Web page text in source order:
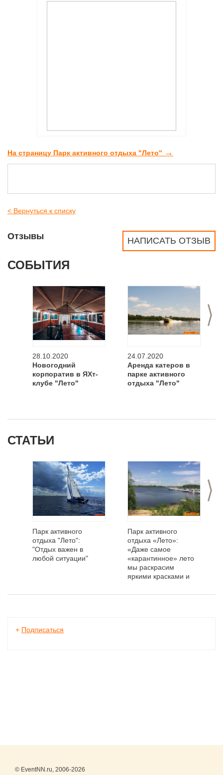
На страницу Парк активного отдыха "Лето" →
< Вернуться к списку
НАПИСАТЬ ОТЗЫВ
Отзывы
СОБЫТИЯ
>
28.10.2020
Новогодний
корпоратив в ЯХт-
клубе "Лето"
24.07.2020
Аренда катеров в
парке активного
отдыха "Лето"
СТАТЬИ
>
Парк активного
отдыха "Лето":
"Отдых важен в
любой ситуации"
Парк активного
отдыха «Лето»:
«Даже самое
«карантинное» лето
мы раскрасим
яркими красками и
для каждого!»
+ Подписаться
© EventNN.ru, 2006-2026